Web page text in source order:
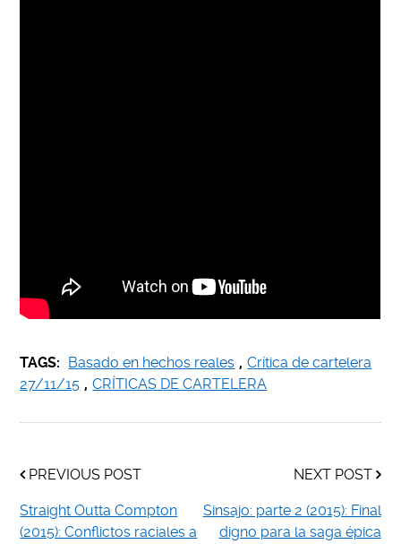
TAGS: Basado en hechos reales , Crítica de cartelera
27/11/15 , CRÍTICAS DE CARTELERA
PREVIOUS POST
Straight Outta Compton
(2015): Conflictos raciales a
NEXT POST
Sinsajo: parte 2 (2015): Final
digno para la saga épica